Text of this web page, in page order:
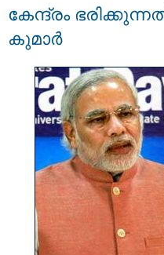
കേന്ദ്രം
കുമാർ